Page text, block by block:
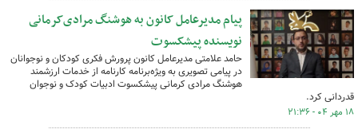
پیام مدیرعامل کانون به هوشنگ مرادی‌کرمانی
نویسنده پیشکسوت
حامد علامتی مدیرعامل کانون پرورش فکری کودکان و نوجوانان
در پیامی تصویری به ویژه‌برنامه کارنامه از خدمات ارزشمند
هوشنگ مرادی کرمانی پیشکسوت ادبیات کودک و نوجوان
قدردانی کرد.
۱۸ مهر ۰۴ - ۲۱:۳۶